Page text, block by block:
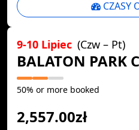
CZASY
9-10 Lipiec (Czw – Pt)
BALATON PARK
50% or more booked
2,557.00zł